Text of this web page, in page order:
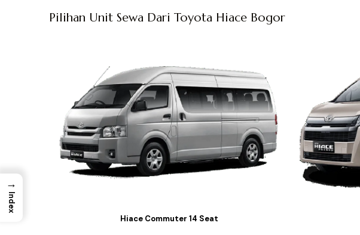
Pilihan Unit Sewa Dari Toyota Hiace Bogor
Hiace Commuter 14 Seat
→
Index